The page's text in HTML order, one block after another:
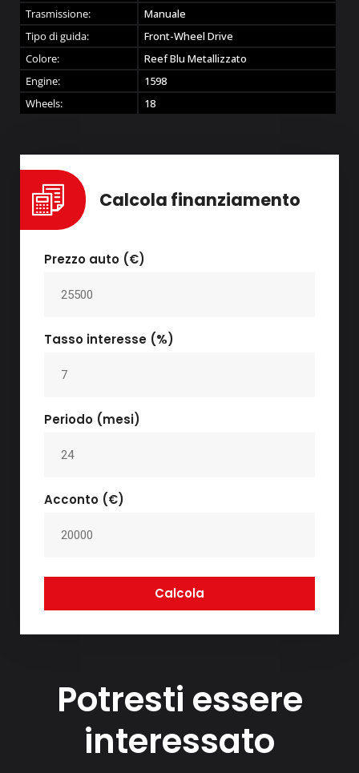
Trasmissione:
Manuale
Tipo di guida:
Front-Wheel Drive
Colore:
Reef Blu Metallizzato
Engine:
1598
Wheels:
18
Calcola finanziamento
Prezzo auto (€)
Tasso interesse (%)
Periodo (mesi)
Acconto (€)
Calcola
Potresti essere
interessato